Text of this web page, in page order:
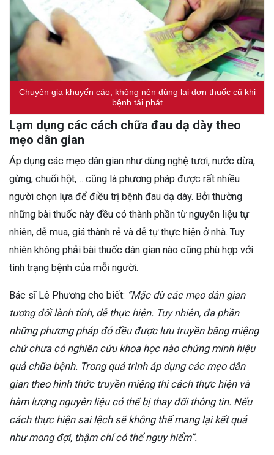
Chuyên gia khuyến cáo, không nên dùng lại đơn thuốc cũ khi
bệnh tái phát
Lạm dụng các cách chữa đau dạ dày theo
mẹo dân gian
Áp dụng các mẹo dân gian như dùng nghệ tươi, nước dừa,
gừng, chuối hột,… cũng là phương pháp được rất nhiều
người chọn lựa để điều trị bệnh đau dạ dày. Bởi thường
những bài thuốc này đều có thành phần từ nguyên liệu tự
nhiên, dễ mua, giá thành rẻ và dễ tự thực hiện ở nhà. Tuy
nhiên không phải bài thuốc dân gian nào cũng phù hợp với
tình trạng bệnh của mỗi người.
Bác sĩ Lê Phương cho biết: “Mặc dù các mẹo dân gian
tương đối lành tính, dễ thực hiện. Tuy nhiên, đa phần
những phương pháp đó đều được lưu truyền bằng miệng
chứ chưa có nghiên cứu khoa học nào chứng minh hiệu
quả chữa bệnh. Trong quá trình áp dụng các mẹo dân
gian theo hình thức truyền miệng thì cách thực hiện và
hàm lượng nguyên liệu có thể bị thay đổi thông tin. Nếu
cách thực hiện sai lệch sẽ không thể mang lại kết quả
như mong đợi, thậm chí có thể nguy hiểm”.